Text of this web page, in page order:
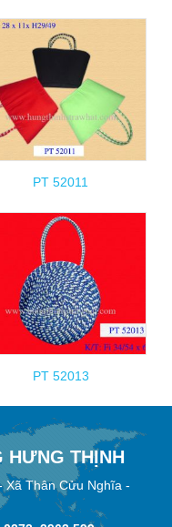
PT 52011
PT 52013
HƯNG THỊNH
Xã Thân Cửu Nghĩa -